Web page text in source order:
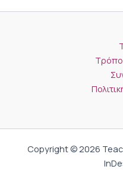
Copyright © 2026